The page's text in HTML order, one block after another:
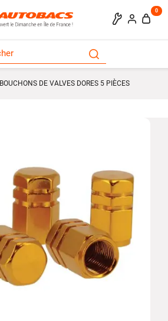
0
BOUCHONS DE VALVES DORES 5 PIÈCES